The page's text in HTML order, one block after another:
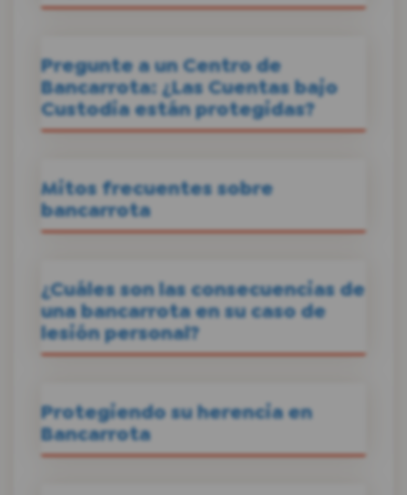
Pregunte a un Centro de
Bancarrota: ¿Las Cuentas bajo
Custodia están protegidas?
Mitos frecuentes sobre
bancarrota
¿Cuáles son las consecuencias de
una bancarrota en su caso de
lesión personal?
Protegiendo su herencia en
Bancarrota